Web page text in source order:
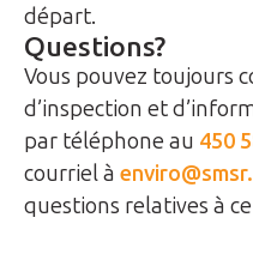
départ.
Questions?
Vous pouvez toujours
d’inspection et
par téléphone au 450
courriel à
questions relatives à